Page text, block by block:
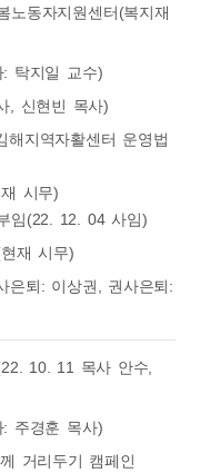
노동자지원센터(복지재
: 탁지일 교수)
, 신현빈 목사)
해지역자활센터 운영법
시무)
임(22. 12. 04 사임)
재 시무)
은퇴: 이상권, 권사은퇴:
10. 11 목사 안수,
: 주경훈 목사)
거리두기 캠페인